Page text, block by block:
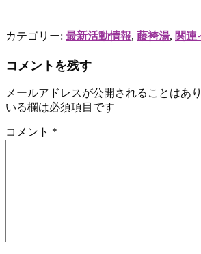
カテゴリー: 最新活動情報, 藤袴湯, 関連
コメントを残す
メールアドレスが公開されることはあり
いる欄は必須項目です
コメント *